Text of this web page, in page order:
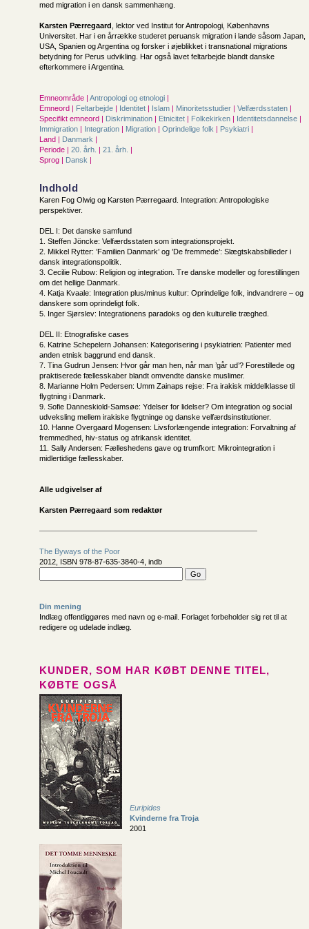
med migration i en dansk sammenhæng.
Karsten Pærregaard , lektor ved Institut for Antropologi, Københavns
Universitet. Har i en årrække studeret peruansk migration i lande såsom Japan,
USA, Spanien og Argentina og forsker i øjeblikket i transnational migrations
betydning for Perus udvikling. Har også lavet feltarbejde blandt danske
efterkommere i Argentina.
Emneområde | Antropologi og etnologi |
Emneord | Feltarbejde | Identitet | Islam | Minoritetsstudier | Velfærdsstaten |
Specifikt emneord | Diskrimination | Etnicitet | Folkekirken | Identitetsdannelse |
Immigration | Integration | Migration | Oprindelige folk | Psykiatri |
Land | Danmark |
Periode | 20. årh. | 21. årh. |
Sprog | Dansk |
Indhold
Karen Fog Olwig og Karsten Pærregaard. Integration: Antropologiske
perspektiver.
DEL I: Det danske samfund
1. Steffen Jöncke: Velfærdsstaten som integrationsprojekt.
2. Mikkel Rytter: ’Familien Danmark’ og ’De fremmede’: Slægtskabsbilleder i
dansk integrationspolitik.
3. Cecilie Rubow: Religion og integration. Tre danske modeller og forestillingen
om det hellige Danmark.
4. Katja Kvaale: Integration plus/minus kultur: Oprindelige folk, indvandrere – og
danskere som oprindeligt folk.
5. Inger Sjørslev: Integrationens paradoks og den kulturelle træghed.
DEL II: Etnografiske cases
6. Katrine Schepelern Johansen: Kategorisering i psykiatrien: Patienter med
anden etnisk baggrund end dansk.
7. Tina Gudrun Jensen: Hvor går man hen, når man ’går ud’? Forestillede og
praktiserede fællesskaber blandt omvendte danske muslimer.
8. Marianne Holm Pedersen: Umm Zainaps rejse: Fra irakisk middelklasse til
flygtning i Danmark.
9. Sofie Danneskiold-Samsøe: Ydelser for lidelser? Om integration og social
udveksling mellem irakiske flygtninge og danske velfærdsinstitutioner.
10. Hanne Overgaard Mogensen: Livsforlængende integration: Forvaltning af
fremmedhed, hiv-status og afrikansk identitet.
11. Sally Andersen: Fælleshedens gave og trumfkort: Mikrointegration i
midlertidige fællesskaber.
Alle udgivelser af
Karsten Pærregaard som redaktør
The Byways of the Poor
2012, ISBN 978-87-635-3840-4, indb
Din mening
Indlæg offentliggøres med navn og e-mail. Forlaget forbeholder sig ret til at
redigere og udelade indlæg.
KUNDER, SOM HAR KØBT DENNE TITEL,
KØBTE OGSÅ
Euripides
Kvinderne fra Troja
2001